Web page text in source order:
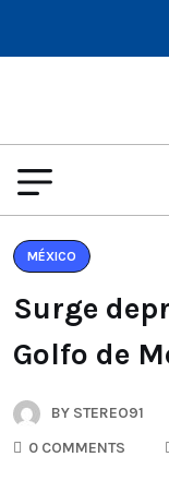
MÉXICO
Surge
Golfo de
BY STEREO91
0 COMMENTS